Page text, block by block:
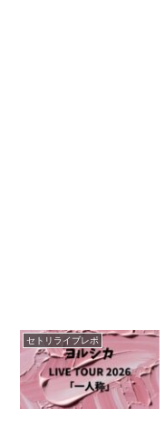
セトリライブレポ